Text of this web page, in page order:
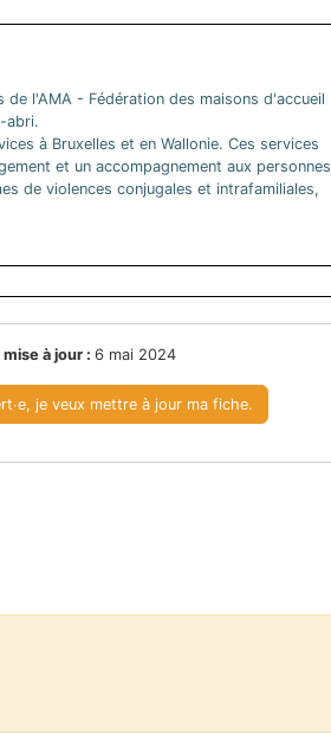
de l'AMA - Fédération des maisons d'accueil
abri.
à Bruxelles et en Wallonie. Ces services
et un accompagnement aux personnes
de violences conjugales et intrafamiliales,
à jour : 6 mai 2024
je veux mettre à jour ma fiche.